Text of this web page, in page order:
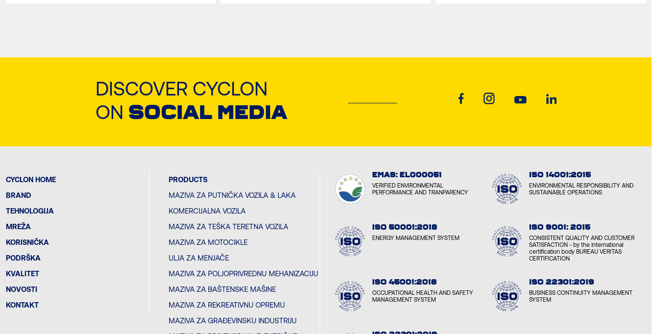
DISCOVER CYCLON
ON SOCIAL MEDIA
CYCLON HOME
BRAND
TEHNOLOGIJA
MREŽA
KORISNIČKA
PODRŠKA
KVALITET
NOVOSTI
KONTAKT
PRODUCTS
MAZIVA ZA PUTNIČKA VOZILA & LAKA
KOMERCIJALNA VOZILA
MAZIVA ZA TEŠKA TERETNA VOZILA
MAZIVA ZA MOTOCIKLE
ULJA ZA MENJAČE
MAZIVA ZA POLJOPRIVREDNU MEHANIZACIJU
MAZIVA ZA BAŠTENSKE MAŠINE
MAZIVA ZA REKREATIVNU OPREMU
MAZIVA ZA GRAĐEVINSKU INDUSTRIJU
EMAS: EL000051
VERIFIED ENVIRONMENTAL
PERFORMANCE AND TRANPARENCY
ISO 14001:2015
ENVIRONMENTAL RESPONSIBILITY AND
SUSTAINABLE OPERATIONS
ISO 50001:2018
ENERGY MANAGEMENT SYSTEM
ISO 9001: 2015
CONSISTENT QUALITY AND CUSTOMER
SATISFACTION - by the international
certification body BUREAU VERITAS
CERTIFICATION
ISO 45001:2018
OCCUPATIONAL HEALTH AND SAFETY
MANAGEMENT SYSTEM
ISO 22301:2019
BUSINESS CONTINUITY MANAGEMENT
SYSTEM